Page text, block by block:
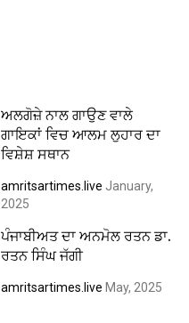
ਅਲਗੋਜ਼ੇ ਨਾਲ ਗਾਉਣ ਵਾਲੇ
ਗਾਇਕਾਂ ਵਿਚ ਆਲਮ ਲੁਹਾਰ ਦਾ
ਵਿਸ਼ੇਸ਼ ਸਥਾਨ
amritsartimes.live January,
2025
ਪੰਜਾਬੀਅਤ ਦਾ ਅਨਮੋਲ ਰਤਨ ਡਾ.
ਰਤਨ ਸਿੰਘ ਜੱਗੀ
amritsartimes.live May, 2025